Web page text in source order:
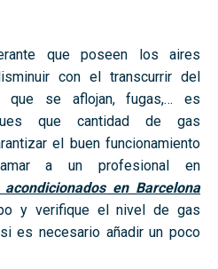
que poseen los aires
con el transcurrir del
que se aflojan, fugas,… es
que cantidad de gas
el buen funcionamiento
a un profesional en
en Barcelona
y verifique el nivel de gas
es necesario añadir un poco